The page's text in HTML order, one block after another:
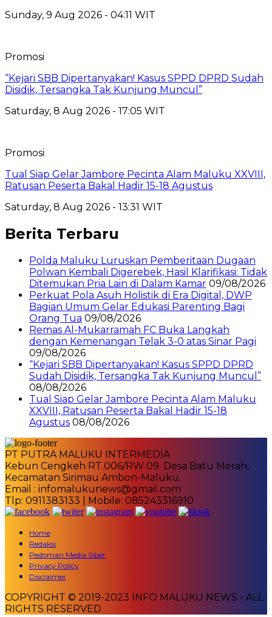
Sunday, 9 Aug 2026 - 04:11 WIT
Promosi
“Kejari SBB Dipertanyakan! Kasus SPPD DPRD Sudah
Disidik, Tersangka Tak Kunjung Muncul”
Saturday, 8 Aug 2026 - 17:05 WIT
Promosi
Tual Siap Gelar Jambore Pecinta Alam Maluku XXVIII,
Ratusan Peserta Bakal Hadir 15-18 Agustus
Saturday, 8 Aug 2026 - 13:31 WIT
Berita Terbaru
Polda Maluku Luruskan Pemberitaan Dugaan
Polwan Kembali Digerebek, Hasil Klarifikasi: Tidak
Ditemukan Pria Lain di Dalam Kamar 09/08/2026
Perkuat Pola Asuh Holistik di Era Digital, DWP
Bagian Umum Gelar Edukasi Parenting Bagi
Orang Tua 09/08/2026
Remas Al-Mukarramah FC Buka Langkah
dengan Kemenangan Telak 3-0 atas Sinar Pagi
09/08/2026
“Kejari SBB Dipertanyakan! Kasus SPPD DPRD
Sudah Disidik, Tersangka Tak Kunjung Muncul”
08/08/2026
Tual Siap Gelar Jambore Pecinta Alam Maluku
XXVIII, Ratusan Peserta Bakal Hadir 15-18
Agustus 08/08/2026
PT PUTRA MALUKU INTERMEDIA
Kebun Cengkeh RT.006/RW 09. Desa Batu Merah,
Kecamatan Sirimau Ambon-Maluku.
Email : infomalukunews@gmail.com
Tlp: 0911383133 | Mobile: 085243316910
Home
Redaksi
Pedoman Media Siber
Privacy Policy
Disclaimer
COPYRIGHT © 2019-2023 INFO MALUKU NEWS - ALL
RIGHTS RESERVED